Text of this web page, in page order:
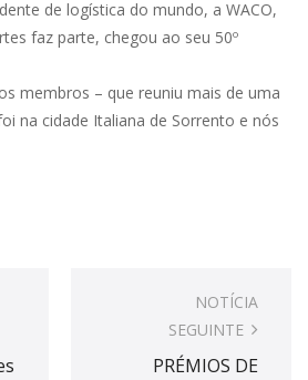
de logística do mundo, a WACO,
faz parte, chegou ao seu 50º
membros – que reuniu mais de uma
na cidade Italiana de Sorrento e nós
NOTÍCIA
SEGUINTE
PRÉMIOS DE